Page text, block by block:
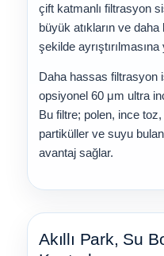
çift katmanlı filtrasyon
büyük atıkların ve
şekilde ayrıştırılmasına
Daha hassas filtrasyon
opsiyonel 60 μm ultra
Bu filtre; polen, ince
partiküller ve suyu
avantaj sağlar.
Akıllı Park, Su